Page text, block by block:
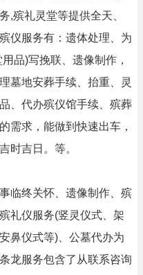
,殡礼灵堂等提供全天、
仪服务有：遗体处理、为
品)写挽联、遗像制作，
墓地安葬手续、抬重、灵
、代办殡仪馆手续、殡葬
需求，能做到快速出车，
时吉日。等。
临终关怀、遗像制作、殡
礼仪服务(竖灵仪式、架
鼻仪式等)、公墓代办为
龙服务包含了从联系咨询